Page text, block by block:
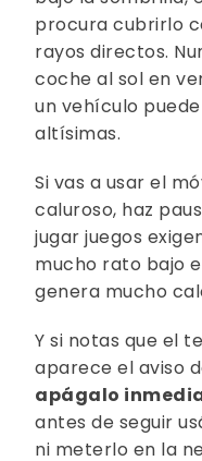
procura cubrirlo
rayos directos.
coche al sol en
un vehículo
altísimas.
Si vas a usar el
caluroso, haz
jugar juegos
mucho rato bajo
genera mucho
Y si notas que el
aparece el aviso
apágalo
antes de seguir
ni meterlo en la